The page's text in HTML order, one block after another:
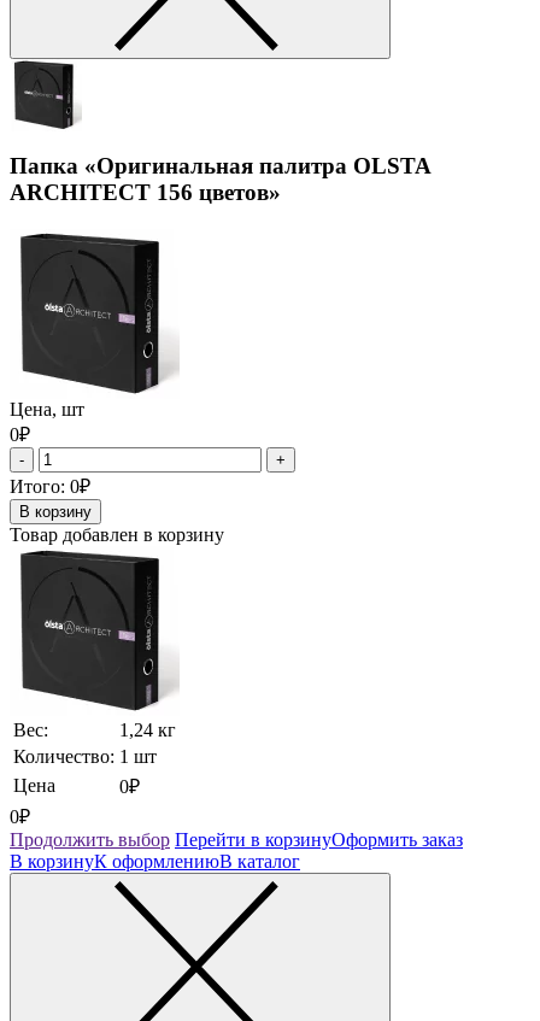
Папка «Оригинальная палитра OLSTA
ARCHITECT 156 цветов»
Цена, шт
0₽
- +
Итого: 0₽
В корзину
Товар добавлен в корзину
Вес:
1,24 кг
Количество: 1 шт
Цена
0₽
0₽
Продолжить выбор Перейти в корзинуОформить заказ
В корзинуК оформлениюВ каталог